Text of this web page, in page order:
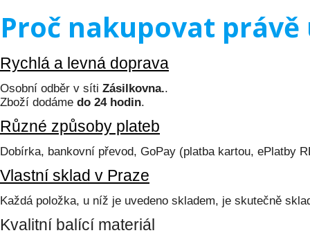
Proč nakupovat právě
Rychlá a levná doprava
Osobní odběr v síti Zásilkovna..
Zboží dodáme do 24 hodin.
Různé způsoby plateb
Dobírka, bankovní převod, GoPay (platba kartou, ePlatby
Vlastní sklad v Praze
Každá položka, u níž je uvedeno skladem, je skutečně
Kvalitní balící materiál